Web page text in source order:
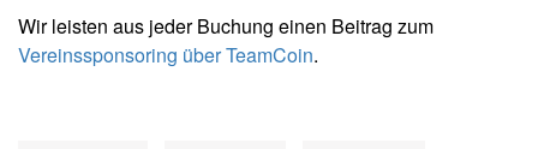
Wir leisten aus jeder Buchung einen Beitrag zum
Vereinssponsoring über TeamCoin.